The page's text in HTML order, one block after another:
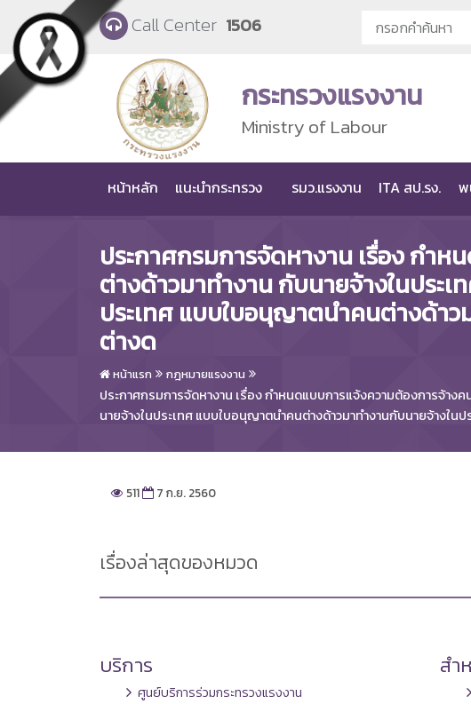
Skip to main content
Call Center 1506
กระทรวงแรงงาน
Ministry of Labour
หน้าหลัก แนะนำกระทรวง รมว.แรงงาน ITA สป.รง. พ
ประกาศกรมการจัดหางาน เรื่อง กำ
ต่างด้าวมาทำงาน กับนายจ้างในประ
ประเทศ แบบใบอนุญาตนำคนต่างด้า
ต่างด
หน้าแรก กฎหมายแรงงาน
ประกาศกรมการจัดหางาน เรื่อง กำหนดแบบการแจ้งความต้องการจ้าง
นายจ้างในประเทศ แบบใบอนุญาตนำคนต่างด้าวมาทำงานกับนายจ้างใ
511 7 ก.ย. 2560
เรื่องล่าสุดของหมวด
บริการ
ศูนย์บริการร่วมกระทรวงแรงงาน
สำ